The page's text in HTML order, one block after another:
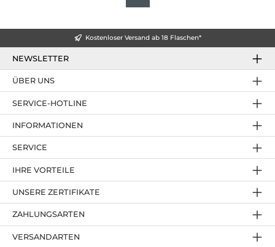
Kostenloser Versand ab 18 Flaschen*
NEWSLETTER
SERVICE-HOTLINE
IHRE VORTEILE
ZAHLUNGSARTEN
ÜBER UNS
UNSERE ZERTIFIKATE
INFORMATIONEN
SERVICE
VERSANDARTEN